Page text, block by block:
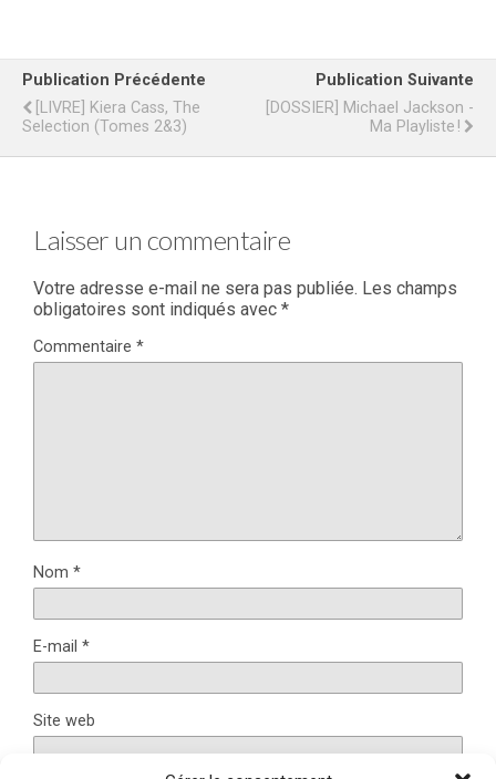
Publication Précédente
[LIVRE] Kiera Cass, The
Selection (Tomes 2&3)
Publication Suivante
[DOSSIER] Michael Jackson -
Ma Playliste !
Laisser un commentaire
Votre adresse e-mail ne sera pas publiée. Les champs
obligatoires sont indiqués avec *
Commentaire *
Nom *
E-mail *
Site web